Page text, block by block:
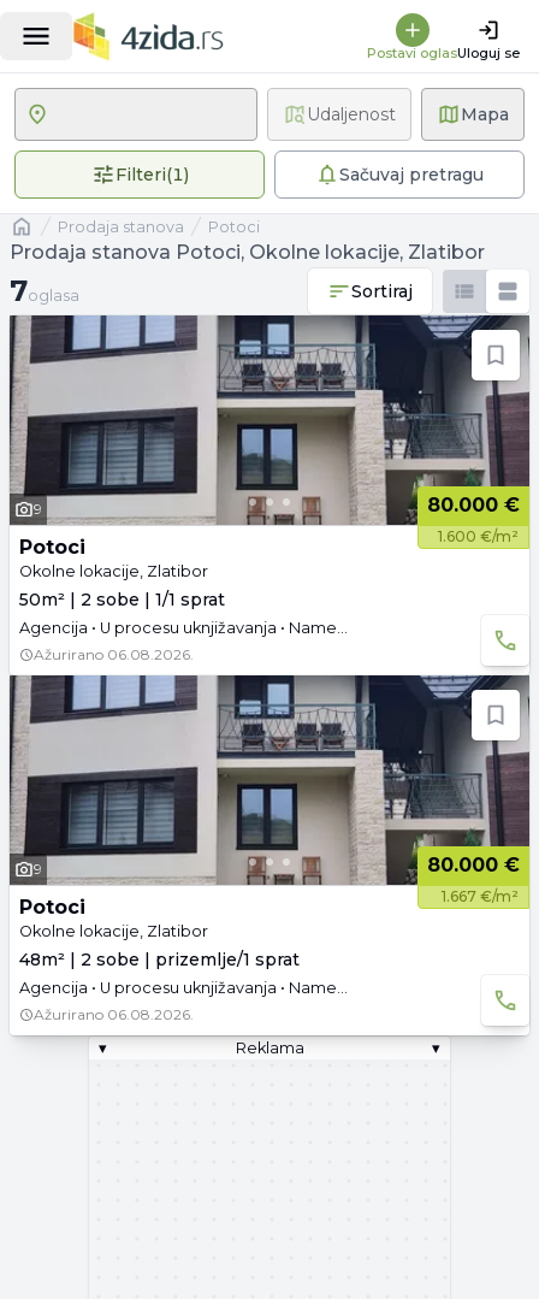
Postavi oglasUloguj se
Mapa
Filteri(1)1 primenjen filterSačuvaj pretragu
Udaljenost
Naslovnaprodaja stanova Potoci
Prodaja stanova Potoci, Okolne lokacije, Zlatibor
7 oglasa
7oglasa Sortiraj
9 80.000 €
1.600 €/m²
Potoci
Okolne lokacije, Zlatibor
50m² | 2 sobe | 1/1 sprat
Agencija • U procesu uknjižavanja • Namešteno • Parking
Ažurirano 06.08.2026.
9 80.000 €
1.667 €/m²
Potoci
Okolne lokacije, Zlatibor
48m² | 2 sobe | prizemlje/1 sprat
Agencija • U procesu uknjižavanja • Namešteno • Parking
Ažurirano 06.08.2026.
▾
Reklama ▾